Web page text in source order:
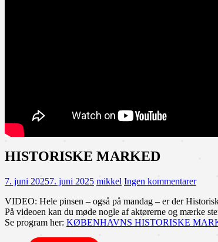
HISTORISKE MARKED
7. juni 20257. juni 2025 mikkel Ingen kommentarer
VIDEO: Hele pinsen – også på mandag – er der
På videoen kan du møde nogle af aktørerne og mærke
Se program her: KØBENHAVNS HISTORISKE